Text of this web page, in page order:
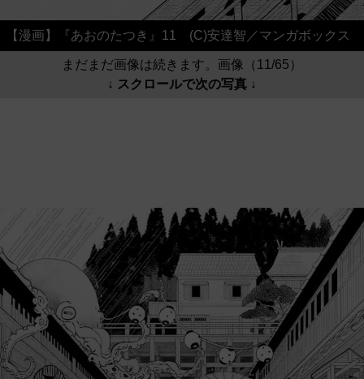
【漫画】『あおのたつき』11 (C)安達智／マンガボックス
まだまだ画像は続きます。画像（11/65）
↓ スクロールで次の写真 ↓